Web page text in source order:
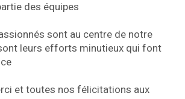
des équipes
sont au centre de notre
leurs efforts minutieux qui font
et toutes nos félicitations aux